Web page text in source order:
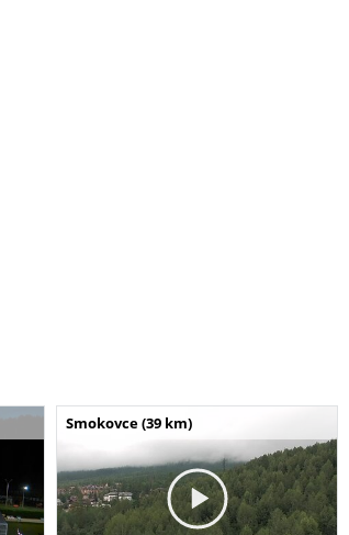
Smokovce (39 km)